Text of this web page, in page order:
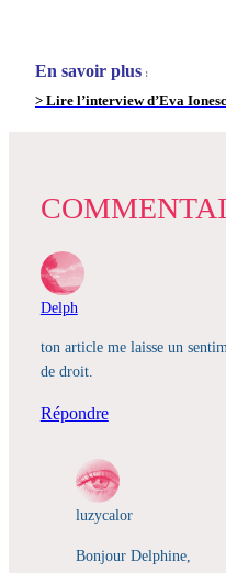
En savoir plus :
> Lire l’interview d’Eva
Delph
ton article me laisse un
de droit.
Répondre
luzycalor
Bonjour Delphine,